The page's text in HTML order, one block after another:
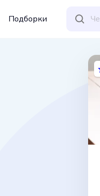
Подборки